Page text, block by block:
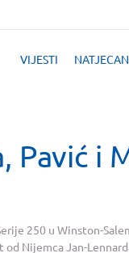
VIJESTI
Pavić i
250 u Winston-
Nijemca Jan-